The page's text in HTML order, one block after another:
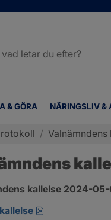
& GÖRA NÄRINGSLIV &
/ Valnämndens
kallelse 2024-
pdf, 168 kB,